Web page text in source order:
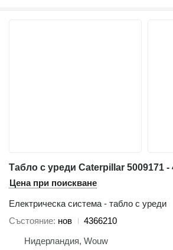
Цена при поискване
Електрическа система - табло с уреди
Състояние нов
4366210
Нидерландия, Wouw